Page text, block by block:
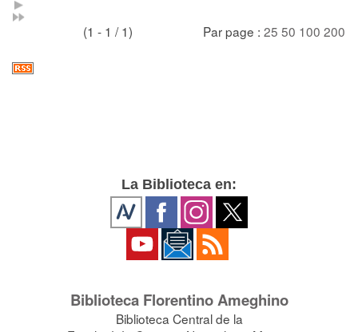
(1 - 1 / 1) Par page : 25 50 100 200
La Biblioteca en:
Biblioteca Florentino Ameghino
Biblioteca Central de la